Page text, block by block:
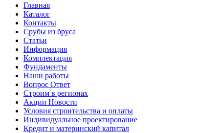
Главная
Каталог
Контакты
Срубы из бруса
Статьи
Информация
Комплектация
Фундаменты
Наши работы
Вопрос Ответ
Строим в регионах
Акции Новости
Условия строительства и оплаты
Индивидуальное проектирование
Кредит и материнский капитал